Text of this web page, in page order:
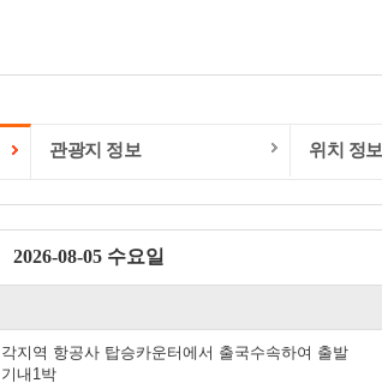
관광지 정보 위치 정보
2026-08-05 수요일
각지역 항공사 탑승카운터에서 출국수속하여 출발
기내1박